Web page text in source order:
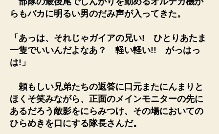
らもバカに明るい男のだみ声が入ってきた。
「あっは、それじゃガイアの兄い! ひとりあたま
一隻でいいんだよなあ？ 軽い軽い!! がっはっ
は!」
頼もしい兄弟たちの返答に口元またにんまりと
ほくそ笑みながら、正面のメインモニターの先に
あるだろう敵影をにらみつけ、その場においての
ひらめきを口にする隊長さんだ。